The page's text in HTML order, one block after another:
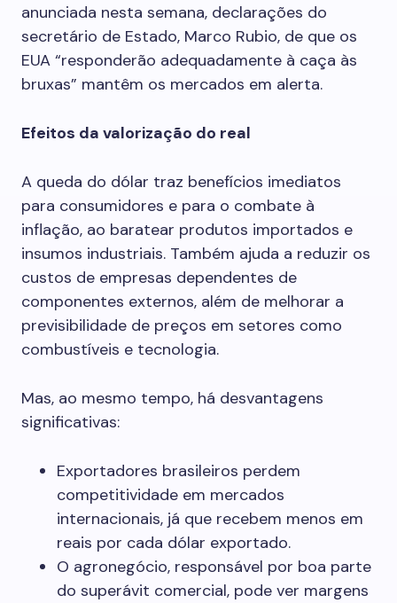
anunciada nesta semana, declarações do
secretário de Estado, Marco Rubio, de que os
EUA “responderão adequadamente à caça às
bruxas” mantêm os mercados em alerta.
Efeitos da valorização do real
A queda do dólar traz benefícios imediatos
para consumidores e para o combate à
inflação, ao baratear produtos importados e
insumos industriais. Também ajuda a reduzir os
custos de empresas dependentes de
componentes externos, além de melhorar a
previsibilidade de preços em setores como
combustíveis e tecnologia.
Mas, ao mesmo tempo, há desvantagens
significativas:
Exportadores brasileiros perdem
competitividade em mercados
internacionais, já que recebem menos em
reais por cada dólar exportado.
O agronegócio, responsável por boa parte
do superávit comercial, pode ver margens